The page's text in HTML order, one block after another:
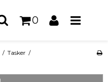
0
/ Tasker /